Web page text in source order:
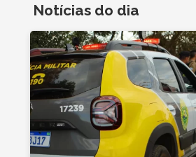
Notícias do dia